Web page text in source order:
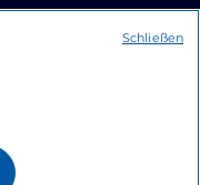
Schließen